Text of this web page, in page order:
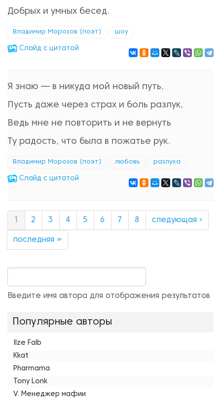
Добрых и умных бесед.
Владимир Морозов (поэт) шоу
Cлайд с цитатой
Я знаю — в никуда мой новый путь,
Пусть даже через страх и боль разлук,
Ведь мне не повторить и не вернуть
Ту радость, что была в пожатье рук.
Владимир Морозов (поэт) любовь разлука
Cлайд с цитатой
2 3 4 5 6 7 8 следующая ›
последняя »
Введите имя автора для отображения результатов
Популярные авторы
Ilze Falb
Kkat
Pharmama
Tony Lonk
V. Менеджер мафии